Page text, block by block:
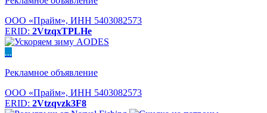
ООО «Прайм», ИНН 5403082573
ERID: 2VtzqxTPLHe
...
Рекламное объявление
ООО «Прайм», ИНН 5403082573
ERID: 2Vtzqvzk3F8